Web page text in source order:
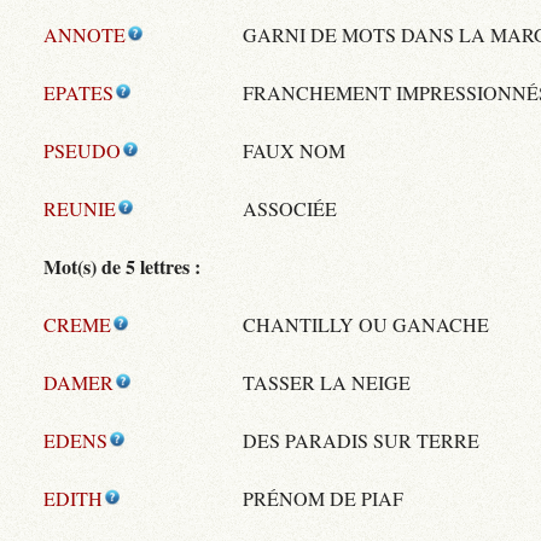
ANNOTE GARNI DE MOTS DANS LA
EPATES FRANCHEMENT
PSEUDO FAUX NOM
REUNIE ASSOCIÉE
Mot(s) de 5 lettres :
CREME CHANTILLY OU GANACHE
DAMER TASSER LA NEIGE
EDENS DES PARADIS SUR TERRE
EDITH PRÉNOM DE PIAF